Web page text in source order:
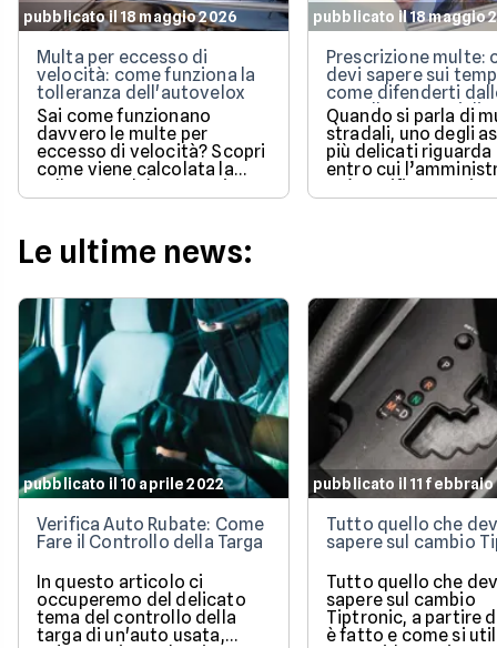
pubblicato il 18 maggio 2026
Multa per eccesso di
velocità: come funziona la
tolleranza dell'autovelox
Sai come funzionano
davvero le multe per
eccesso di velocità? Scopri
come viene calcolata la
dalla legge e quali sono le
2026 per evitare brutte
sorprese alla guida.
pubblicato il 18 maggio
Prescrizione multe:
devi sapere sui
come difenderti
cartelle esattoriali
Quando si parla di
stradali, uno degli
più delicati riguarda
entro cui
un pagamento.
Le ultime news:
pubblicato il 10 aprile 2022
Verifica Auto Rubate: Come
Fare il Controllo della Targa
In questo articolo ci
occuperemo del delicato
tema del controllo della
targa di un'auto usata,
pubblicato il 11 febbraio
Tutto quello che
sapere sul cambio
Tutto quello che
sapere sul cambio
Tiptronic, a partire
è fatto e come si